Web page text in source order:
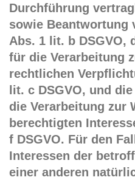
Durchführung
sowie Beantwortung
Abs. 1 lit. b DSGVO,
für die Verarbeitung
rechtlichen
lit. c DSGVO, und
die Verarbeitung zur
berechtigten
f DSGVO. Für den
Interessen der
einer anderen